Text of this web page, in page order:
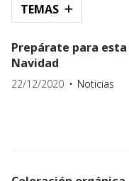
TEMAS
Prepárate para esta
Navidad
22/12/2020 Noticias